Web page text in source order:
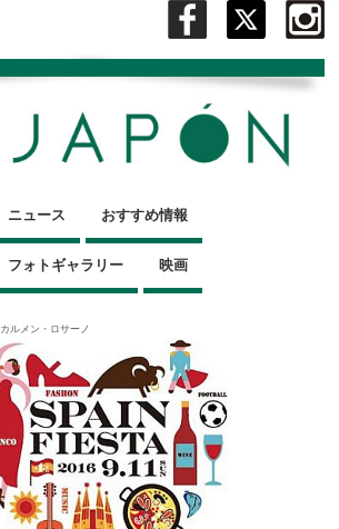
ニュース おすすめ情報
フォトギャラリー 映画
カルメン・ロサーノ